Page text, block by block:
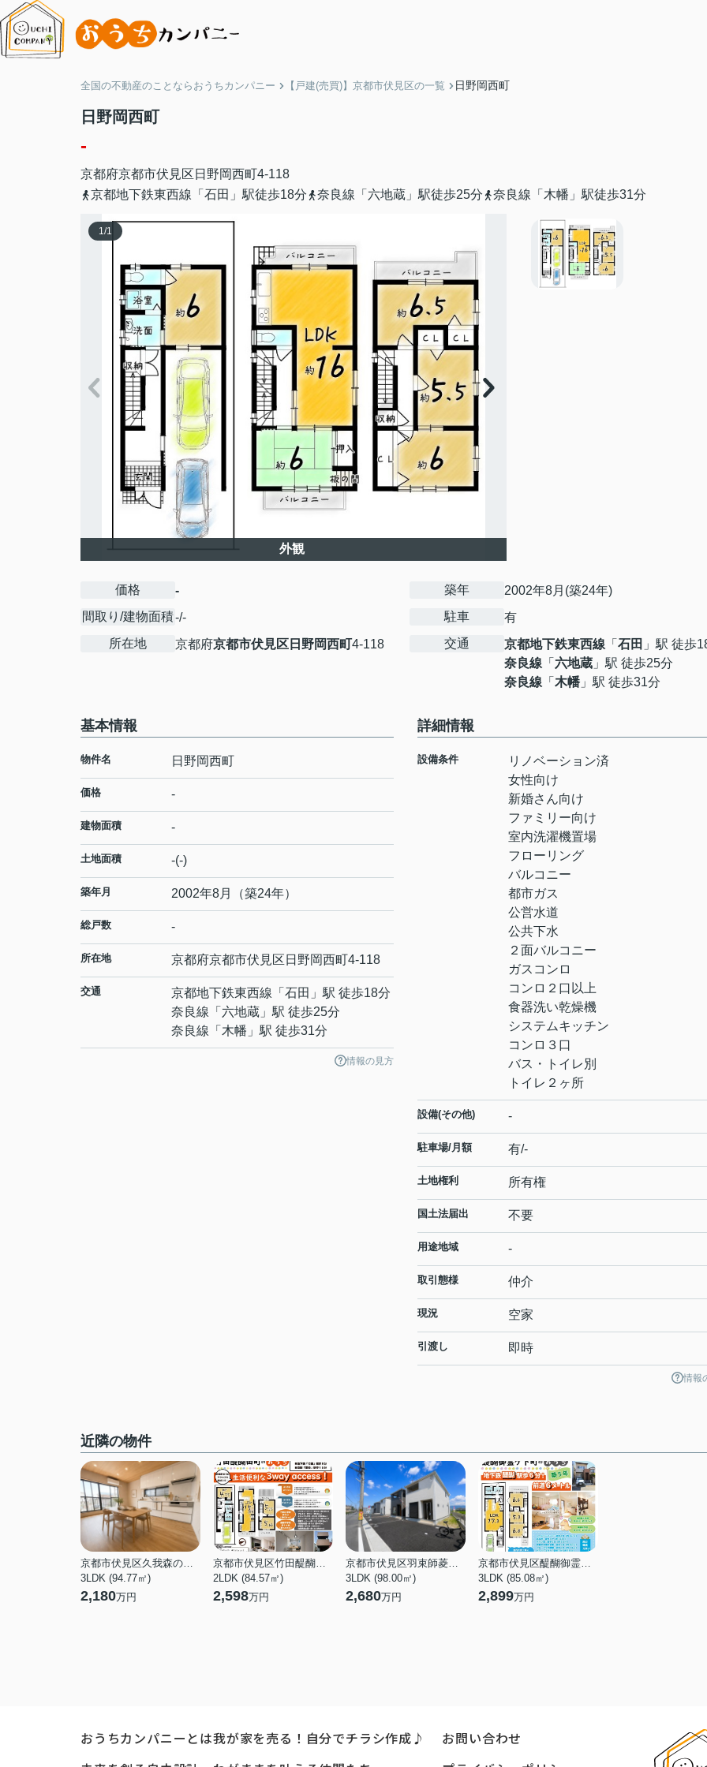
全国の不動産のことならおうちカンパニー 【戸建(売買)】京都市伏見区の一覧 日野岡西町
日野岡西町
-
京都府京都市伏見区 日野岡西町4-118
京都地下鉄東西線「石田」駅徒歩18分
奈良線「六地蔵」駅徒歩25分 奈良線「木幡」駅徒歩31分
1/1
外観
価格
-
間取り/建物面積-/-
所在地
京都府京都市伏見区 日野岡西町4-118
築年
2002年8月(築24年)
駐車
有
交通
京都地下鉄東西線 「 石田 」駅 徒歩
奈良線 「 六地蔵 」駅 徒歩25分
奈良線 「 木幡」駅 徒歩31分
基本情報
物件名 日野岡西町
価格 -
建物面積 -
土地面積 -(-)
築年月 2002年8月（築24年）
総戸数 -
所在地 京都府京都市伏見区 日野岡西町4-118
交通 京都地下鉄東西線 「 石田 」駅 徒歩18分
奈良線 「 六地蔵 」駅 徒歩25分
奈良線 「 木幡 」駅 徒歩31分
情報の見方
詳細情報
設備条件
リノベーション済
女性向け
新婚さん向け
ファミリー向け
室内洗濯機置場
フローリング
バルコニー
都市ガス
公営水道
公共下水
２面バルコニー
ガスコンロ
コンロ２口以上
食器洗い乾燥機
システムキッチン
コンロ３口
バス・トイレ別
トイレ２ヶ所
設備(その他) -
駐車場/月額 有/-
土地権利 所有権
国土法届出 不要
用途地域 -
取引態様 仲介
現況 空家
引渡し 即時
情報
近隣の物件
京都市伏見区久我森の宮町
3LDK (94.77㎡)
2,180万円
京都市伏見区竹田醍醐田町
2LDK (84.57㎡)
2,598万円
京都市伏見区羽束師菱川町
3LDK (98.00㎡)
2,680万円
京都市伏見区醍醐御霊ケ下町
3LDK (85.08㎡)
2,899万円
おうちカンパニーとは我が家を売る！自分でチラシ作成♪
お問い合わせ